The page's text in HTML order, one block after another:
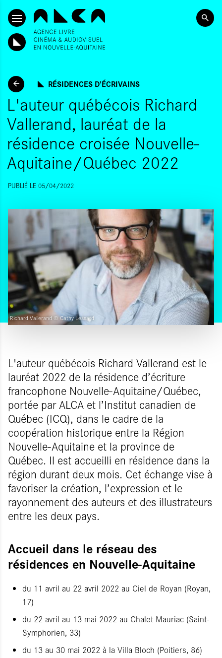
ALLER AU CONTENU PRINCIPAL
RÉSIDENCES D'ÉCRIVAINS
L'auteur québécois Richard
Vallerand, lauréat de la
résidence croisée Nouvelle-
Aquitaine/Québec 2022
PUBLIÉ LE 05/04/2022
Richard Vallerand © Cathy Lessard
L'auteur québécois Richard Vallerand est le
lauréat 2022 de la résidence d’écriture
francophone Nouvelle-Aquitaine/Québec,
portée par ALCA et l’Institut canadien de
Québec (ICQ), dans le cadre de la
coopération historique entre la Région
Nouvelle-Aquitaine et la province de
Québec. Il est accueilli en résidence dans la
région durant deux mois. Cet échange vise à
favoriser la création, l’expression et le
rayonnement des auteurs et des illustrateurs
entre les deux pays.
Accueil dans le réseau des
résidences en Nouvelle-Aquitaine
du 11 avril au 22 avril 2022 au Ciel de Royan (Royan,
17)
du 22 avril au 13 mai 2022 au Chalet Mauriac (Saint-
Symphorien, 33)
du 13 au 30 mai 2022 à la Villa Bloch (Poitiers, 86)